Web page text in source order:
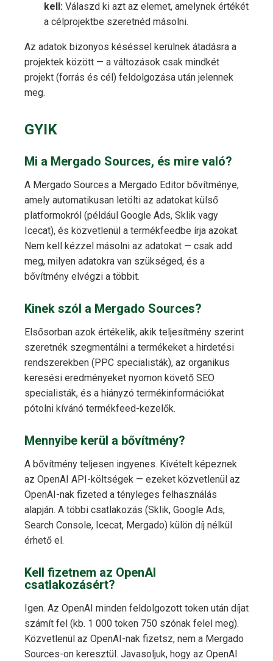
kell: Válaszd ki azt az elemet, amelynek értékét
a célprojektbe szeretnéd másolni.
Az adatok bizonyos késéssel kerülnek átadásra a
projektek között — a változások csak mindkét
projekt (forrás és cél) feldolgozása után jelennek
meg.
GYIK
Mi a Mergado Sources, és mire való?
A Mergado Sources a Mergado Editor bővítménye,
amely automatikusan letölti az adatokat külső
platformokról (például Google Ads, Sklik vagy
Icecat), és közvetlenül a termékfeedbe írja azokat.
Nem kell kézzel másolni az adatokat — csak add
meg, milyen adatokra van szükséged, és a
bővítmény elvégzi a többit.
Kinek szól a Mergado Sources?
Elsősorban azok értékelik, akik teljesítmény szerint
szeretnék szegmentálni a termékeket a hirdetési
rendszerekben (PPC specialisták), az organikus
keresési eredményeket nyomon követő SEO
specialisták, és a hiányzó termékinformációkat
pótolni kívánó termékfeed-kezelők.
Mennyibe kerül a bővítmény?
A bővítmény teljesen ingyenes. Kivételt képeznek
az OpenAI API-költségek — ezeket közvetlenül az
OpenAI-nak fizeted a tényleges felhasználás
alapján. A többi csatlakozás (Sklik, Google Ads,
Search Console, Icecat, Mergado) külön díj nélkül
érhető el.
Kell fizetnem az OpenAI
csatlakozásért?
Igen. Az OpenAI minden feldolgozott token után díjat
számít fel (kb. 1 000 token 750 szónak felel meg).
Közvetlenül az OpenAI-nak fizetsz, nem a Mergado
Sources-on keresztül. Javasoljuk, hogy az OpenAI